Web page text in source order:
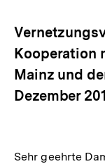
Kooperation
Mainz und
Dezember
Sehr geehrte